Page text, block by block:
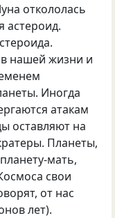
откололась
астероид.
в нашей жизни и
Иногда
атакам
оставляют на
Планеты,
мать,
свои
от нас
лет).